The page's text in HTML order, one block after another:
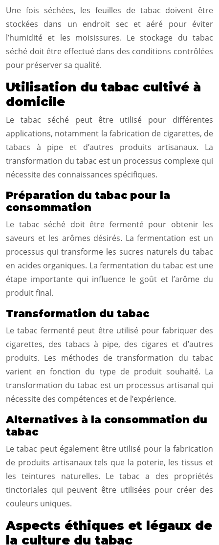
Une fois séchées, les feuilles de tabac doivent être
stockées dans un endroit sec et aéré pour éviter
l’humidité et les moisissures. Le stockage du tabac
séché doit être effectué dans des conditions contrôlées
pour préserver sa qualité.
Utilisation du tabac cultivé à
domicile
Le tabac séché peut être utilisé pour différentes
applications, notamment la fabrication de cigarettes, de
tabacs à pipe et d’autres produits artisanaux. La
transformation du tabac est un processus complexe qui
nécessite des connaissances spécifiques.
Préparation du tabac pour la
consommation
Le tabac séché doit être fermenté pour obtenir les
saveurs et les arômes désirés. La fermentation est un
processus qui transforme les sucres naturels du tabac
en acides organiques. La fermentation du tabac est une
étape importante qui influence le goût et l’arôme du
produit final.
Transformation du tabac
Le tabac fermenté peut être utilisé pour fabriquer des
cigarettes, des tabacs à pipe, des cigares et d’autres
produits. Les méthodes de transformation du tabac
varient en fonction du type de produit souhaité. La
transformation du tabac est un processus artisanal qui
nécessite des compétences et de l’expérience.
Alternatives à la consommation du
tabac
Le tabac peut également être utilisé pour la fabrication
de produits artisanaux tels que la poterie, les tissus et
les teintures naturelles. Le tabac a des propriétés
tinctoriales qui peuvent être utilisées pour créer des
couleurs uniques.
Aspects éthiques et légaux de
la culture du tabac